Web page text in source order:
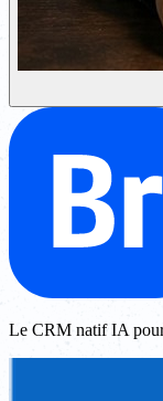
Le CRM natif IA